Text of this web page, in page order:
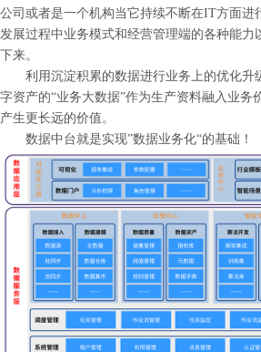
公司或者是一个机构当它持续不断在IT方面进
发展过程中业务模式和经营管理端的各种能力
下来。
利用沉淀积累的数据进行业务上的优化升
字资产的“业务大数据”作为生产资料融入业务
产生更长远的价值。
数据中台就是实现”数据业务化“的基础！